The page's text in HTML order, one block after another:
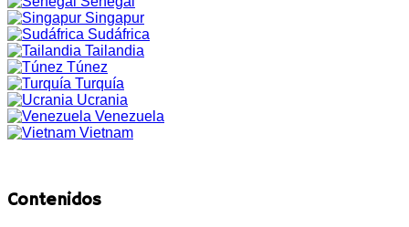
Singapur
Sudáfrica
Tailandia
Túnez
Turquía
Ucrania
Venezuela
Vietnam
Contenidos